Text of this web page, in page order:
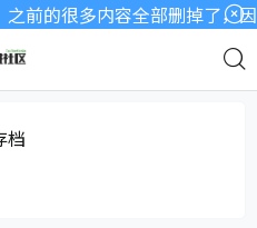
前的很多内容全部删掉了，
档